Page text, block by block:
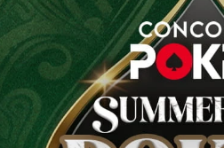
турниры по покеру в Льорет-де-
информацию о турнирах, к примеру:
поздней регистрации и
добавить эту страницу в закладки.